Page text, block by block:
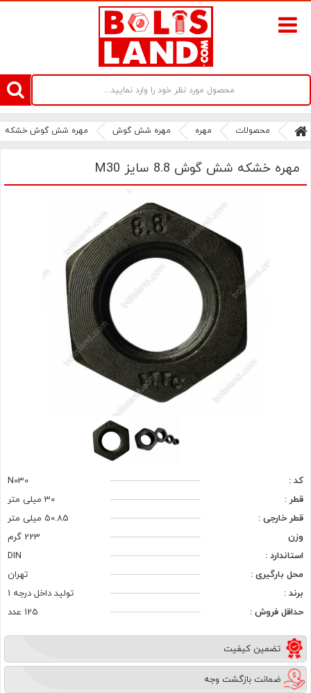
سامانه آنلاین فروش پیچ و مهره های صنعتی بولتز لند | سرزمین پیچ
محصولات مهره مهره شش گوش مهره شش گوش خشکه
مهره خشکه شش گوش 8.8 سایز M30
کد :
N030
قطر :
30 میلی متر
قطر خارجی :
50.85 میلی متر
وزن
223 گرم
استاندارد :
DIN
محل بارگیری :
تهران
برند :
تولید داخل درجه 1
حداقل فروش :
125 عدد
تضمین کیفیت
ضمانت بازگشت وجه